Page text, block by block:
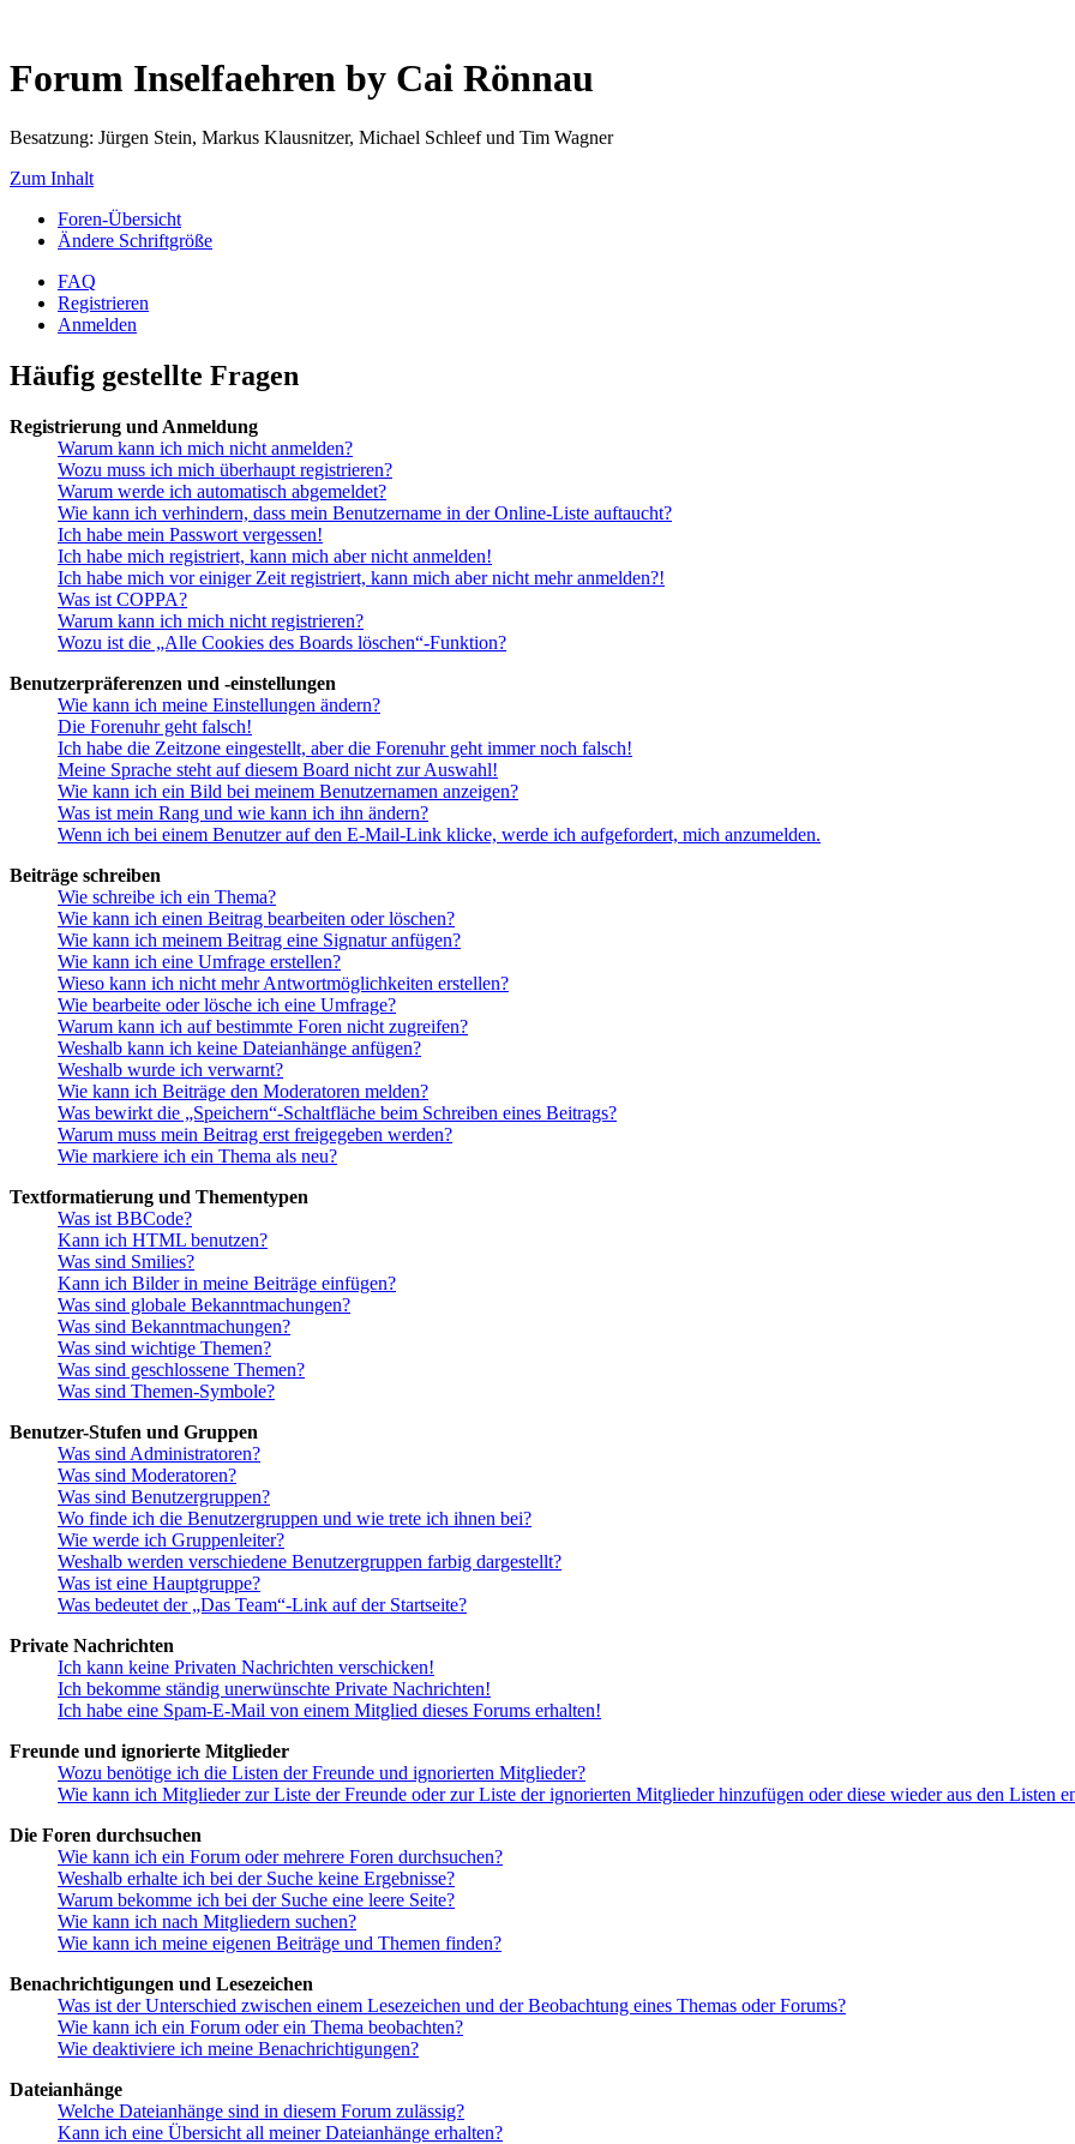
Forum Inselfaehren by Cai Rönnau
Besatzung: Jürgen Stein, Markus Klausnitzer, Michael Schleef und Tim Wagner
Zum Inhalt
Foren-Übersicht
Ändere Schriftgröße
FAQ
Registrieren
Anmelden
Häufig gestellte Fragen
Registrierung und Anmeldung
Warum kann ich mich nicht anmelden?
Wozu muss ich mich überhaupt registrieren?
Warum werde ich automatisch abgemeldet?
Wie kann ich verhindern, dass mein Benutzername in der Online-Liste auftaucht?
Ich habe mein Passwort vergessen!
Ich habe mich registriert, kann mich aber nicht anmelden!
Ich habe mich vor einiger Zeit registriert, kann mich aber nicht mehr anmelden?!
Was ist COPPA?
Warum kann ich mich nicht registrieren?
Wozu ist die „Alle Cookies des Boards löschen“-Funktion?
Benutzerpräferenzen und -einstellungen
Wie kann ich meine Einstellungen ändern?
Die Forenuhr geht falsch!
Ich habe die Zeitzone eingestellt, aber die Forenuhr geht immer noch falsch!
Meine Sprache steht auf diesem Board nicht zur Auswahl!
Wie kann ich ein Bild bei meinem Benutzernamen anzeigen?
Was ist mein Rang und wie kann ich ihn ändern?
Wenn ich bei einem Benutzer auf den E-Mail-Link klicke, werde ich aufgefordert, mich anzumelden.
Beiträge schreiben
Wie schreibe ich ein Thema?
Wie kann ich einen Beitrag bearbeiten oder löschen?
Wie kann ich meinem Beitrag eine Signatur anfügen?
Wie kann ich eine Umfrage erstellen?
Wieso kann ich nicht mehr Antwortmöglichkeiten erstellen?
Wie bearbeite oder lösche ich eine Umfrage?
Warum kann ich auf bestimmte Foren nicht zugreifen?
Weshalb kann ich keine Dateianhänge anfügen?
Weshalb wurde ich verwarnt?
Wie kann ich Beiträge den Moderatoren melden?
Was bewirkt die „Speichern“-Schaltfläche beim Schreiben eines Beitrags?
Warum muss mein Beitrag erst freigegeben werden?
Wie markiere ich ein Thema als neu?
Textformatierung und Thementypen
Was ist BBCode?
Kann ich HTML benutzen?
Was sind Smilies?
Kann ich Bilder in meine Beiträge einfügen?
Was sind globale Bekanntmachungen?
Was sind Bekanntmachungen?
Was sind wichtige Themen?
Was sind geschlossene Themen?
Was sind Themen-Symbole?
Benutzer-Stufen und Gruppen
Was sind Administratoren?
Was sind Moderatoren?
Was sind Benutzergruppen?
Wo finde ich die Benutzergruppen und wie trete ich ihnen bei?
Wie werde ich Gruppenleiter?
Weshalb werden verschiedene Benutzergruppen farbig dargestellt?
Was ist eine Hauptgruppe?
Was bedeutet der „Das Team“-Link auf der Startseite?
Private Nachrichten
Ich kann keine Privaten Nachrichten verschicken!
Ich bekomme ständig unerwünschte Private Nachrichten!
Ich habe eine Spam-E-Mail von einem Mitglied dieses Forums erhalten!
Freunde und ignorierte Mitglieder
Wozu benötige ich die Listen der Freunde und ignorierten Mitglieder?
Wie kann ich Mitglieder zur Liste der Freunde oder zur Liste der ignorierten Mitglieder hinzufügen oder diese wieder aus den Listen
Die Foren durchsuchen
Wie kann ich ein Forum oder mehrere Foren durchsuchen?
Weshalb erhalte ich bei der Suche keine Ergebnisse?
Warum bekomme ich bei der Suche eine leere Seite?
Wie kann ich nach Mitgliedern suchen?
Wie kann ich meine eigenen Beiträge und Themen finden?
Benachrichtigungen und Lesezeichen
Was ist der Unterschied zwischen einem Lesezeichen und der Beobachtung eines Themas oder Forums?
Wie kann ich ein Forum oder ein Thema beobachten?
Wie deaktiviere ich meine Benachrichtigungen?
Dateianhänge
Welche Dateianhänge sind in diesem Forum zulässig?
Kann ich eine Übersicht all meiner Dateianhänge erhalten?